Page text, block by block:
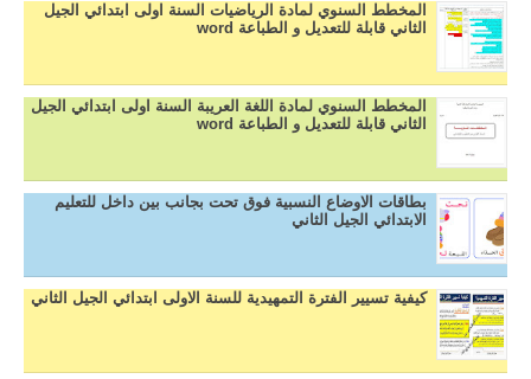
المخطط السنوي لمادة الرياضيات السنة اولى ابتدائي الجيل
الثاني قابلة للتعديل و الطباعة word
المخطط السنوي لمادة اللغة العريبة السنة اولى ابتدائي الجيل
الثاني قابلة للتعديل و الطباعة word
بطاقات الاوضاع النسبية فوق تحت بجانب بين داخل للتعليم
الابتدائي الجيل الثاني
كيفية تسيير الفترة التمهيدية للسنة الاولى ابتدائي الجيل الثاني